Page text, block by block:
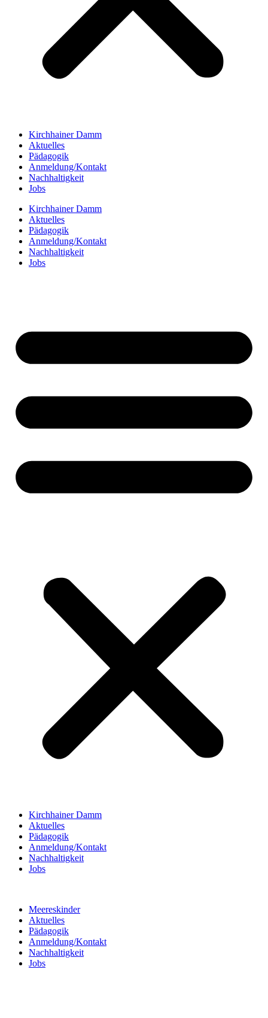
Kirchhainer Damm
Aktuelles
Pädagogik
Anmeldung/Kontakt
Nachhaltigkeit
Jobs
Kirchhainer Damm
Aktuelles
Pädagogik
Anmeldung/Kontakt
Nachhaltigkeit
Jobs
Kirchhainer Damm
Aktuelles
Pädagogik
Anmeldung/Kontakt
Nachhaltigkeit
Jobs
Meereskinder
Aktuelles
Pädagogik
Anmeldung/Kontakt
Nachhaltigkeit
Jobs